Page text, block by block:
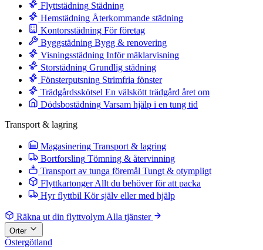
Flyttstädning Städning
Hemstädning Återkommande städning
Kontorsstädning För företag
Byggstädning Bygg & renovering
Visningsstädning Inför mäklarvisning
Storstädning Grundlig städning
Fönsterputsning Strimfria fönster
Trädgårdsskötsel En välskött trädgård året om
Dödsbostädning Varsam hjälp i en tung tid
Transport & lagring
Magasinering Transport & lagring
Bortforsling Tömning & återvinning
Transport av tunga föremål Tungt & otympligt
Flyttkartonger Allt du behöver för att packa
Hyr flyttbil Kör själv eller med hjälp
Räkna ut din flyttvolym Alla tjänster
Orter
Östergötland